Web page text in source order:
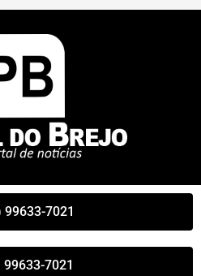
99633-7021
99633-7021